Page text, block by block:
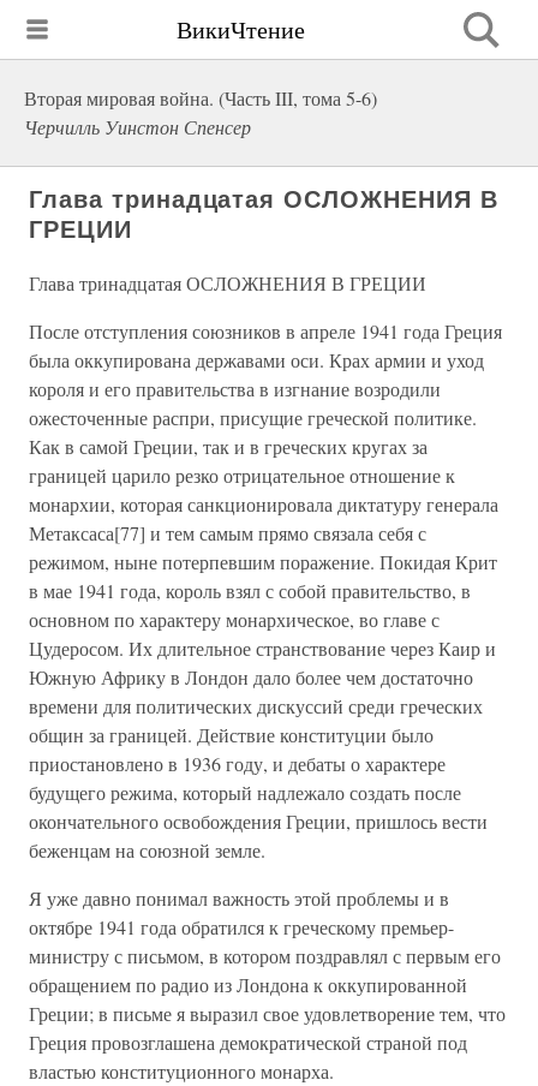
ВикиЧтение
Вторая мировая война. (Часть III, тома 5-6)
Черчилль Уинстон Спенсер
Глава тринадцатая ОСЛОЖНЕНИЯ В
ГРЕЦИИ
Глава тринадцатая ОСЛОЖНЕНИЯ В ГРЕЦИИ
После отступления союзников в апреле 1941 года Греция
была оккупирована державами оси. Крах армии и уход
короля и его правительства в изгнание возродили
ожесточенные распри, присущие греческой политике.
Как в самой Греции, так и в греческих кругах за
границей царило резко отрицательное отношение к
монархии, которая санкционировала диктатуру генерала
Метаксаса[77] и тем самым прямо связала себя с
режимом, ныне потерпевшим поражение. Покидая Крит
в мае 1941 года, король взял с собой правительство, в
основном по характеру монархическое, во главе с
Цудеросом. Их длительное странствование через Каир и
Южную Африку в Лондон дало более чем достаточно
времени для политических дискуссий среди греческих
общин за границей. Действие конституции было
приостановлено в 1936 году, и дебаты о характере
будущего режима, который надлежало создать после
окончательного освобождения Греции, пришлось вести
беженцам на союзной земле.
Я уже давно понимал важность этой проблемы и в
октябре 1941 года обратился к греческому премьер-
министру с письмом, в котором поздравлял с первым его
обращением по радио из Лондона к оккупированной
Греции; в письме я выразил свое удовлетворение тем, что
Греция провозглашена демократической страной под
властью конституционного монарха.